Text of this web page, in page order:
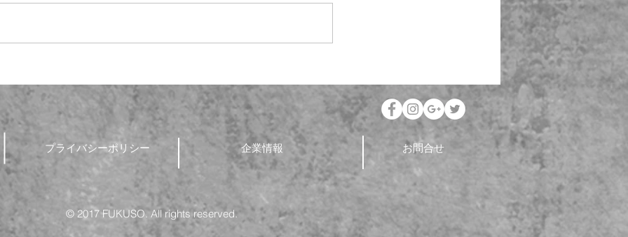
プライバシーポリシー 企業情報 お問合せ
© 2017 FUKUSO. All rights reserved.